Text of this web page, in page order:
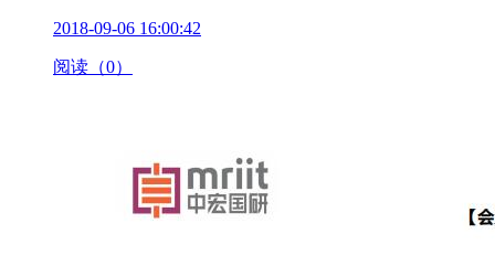
2018-09-06 16:00:42
阅读（0）